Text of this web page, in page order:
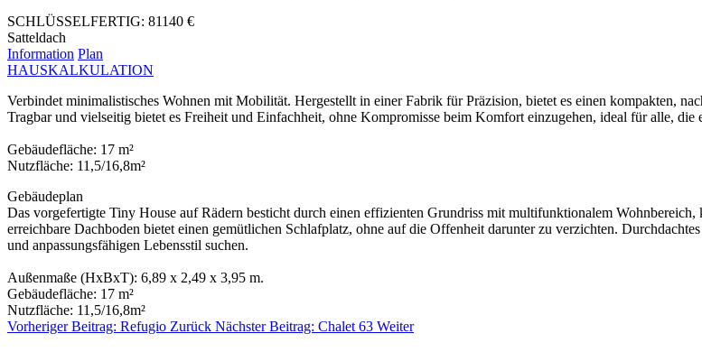
SCHLÜSSELFERTIG: 81140 €
Satteldach
Information Plan
HAUSKALKULATION
Verbindet minimalistisches Wohnen mit Mobilität. Hergestellt in einer Fabrik für Präzision, bietet es einen kompakten,
Tragbar und vielseitig bietet es Freiheit und Einfachheit, ohne Kompromisse beim Komfort einzugehen, ideal für alle, die
Gebäudefläche: 17 m²
Nutzfläche: 11,5/16,8m²
Gebäudeplan
Das vorgefertigte Tiny House auf Rädern besticht durch einen effizienten Grundriss mit multifunktionalem
erreichbare Dachboden bietet einen gemütlichen Schlafplatz, ohne auf die Offenheit darunter zu verzichten.
und anpassungsfähigen Lebensstil suchen.
Außenmaße (HxBxT): 6,89 x 2,49 x 3,95 m.
Gebäudefläche: 17 m²
Nutzfläche: 11,5/16,8m²
Vorheriger Beitrag: Refugio Zurück Nächster Beitrag: Chalet 63 Weiter